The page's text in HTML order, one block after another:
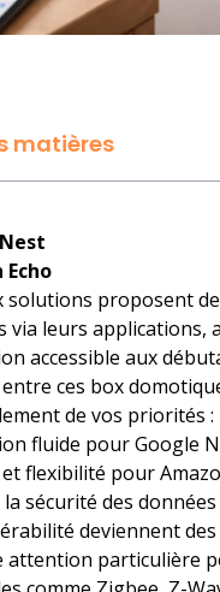
matières
solutions proposent
via leurs applications,
accessible aux
ces box
de vos priorités
fluide pour Google
flexibilité pour
la sécurité des
deviennent
attention particulière